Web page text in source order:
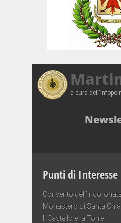
a cura
Punti di Interesse
Convento
Monastero di Santa
Il Castello e la Torre